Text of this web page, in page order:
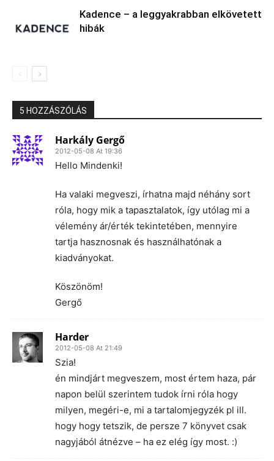
Kadence – a leggyakrabban elkövetett
hibák
5 HOZZÁSZÓLÁS
Harkály Gergő
2012-05-08 At 19:36
Hello Mindenki!
Ha valaki megveszi, írhatna majd néhány sort
róla, hogy mik a tapasztalatok, így utólag mi a
vélemény ár/érték tekintetében, mennyire
tartja hasznosnak és használhatónak a
kiadványokat.
Köszönöm!
Gergő
Harder
2012-05-08 At 21:49
Szia!
én mindjárt megveszem, most értem haza, pár
napon belül szerintem tudok írni róla hogy
milyen, megéri-e, mi a tartalomjegyzék pl ill.
hogy hogy tetszik, de persze 7 könyvet csak
nagyjából átnézve – ha ez elég így most. :)